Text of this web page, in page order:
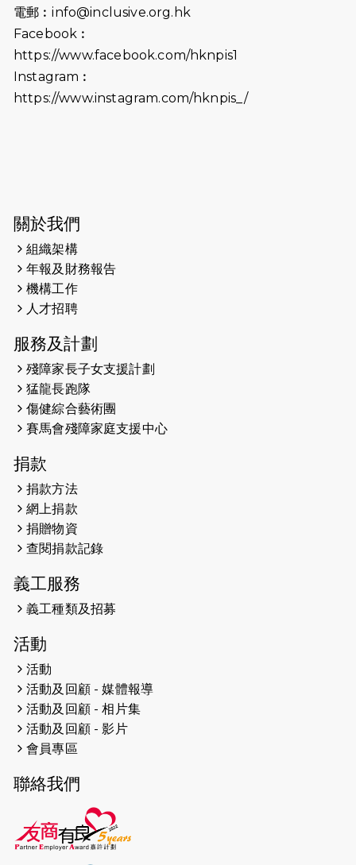
2025-06-06
38張門票欣賞香港中樂團 X 陳百強 —
2025-03-31
猛龍慈善跑 2025公開報名名額已滿，
2025-02-06
2025-02-05
2025-01-27
2024-12-10
2024-10-30
2024-10-30
連續第七年獲得 #香港中小型企業總商
會「#友商有良」嘉許計劃的嘉許
2024-09-24
is published.
電郵︰info@inclusive.org.hk
Facebook︰
https://www.facebook.com/hknpis1
Instagram︰
https://www.instagram.com/hknpis_/
關於我們
組織架構
年報及財務報告
機構工作
人才招聘
服務及計劃
殘障家長子女支援計劃
猛龍長跑隊
傷健綜合藝術團
賽馬會殘障家庭支援中心
捐款
捐款方法
網上捐款
捐贈物資
查閱捐款記錄
義工服務
義工種類及招募
活動
活動
活動及回顧 - 媒體報導
活動及回顧 - 相片集
活動及回顧 - 影片
會員專區
聯絡我們